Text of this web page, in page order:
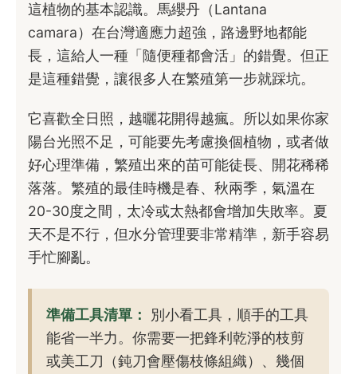
這植物的基本認識。馬纓丹（Lantana
camara）在台灣適應力超強，路邊野地都能
長，這給人一種「隨便種都會活」的錯覺。但正
是這種錯覺，讓很多人在繁殖第一步就踩坑。
它喜歡全日照，越曬花開得越瘋。所以如果你家
陽台光照不足，可能要先考慮換個植物，或者做
好心理準備，繁殖出來的苗可能徒長、開花稀稀
落落。繁殖的最佳時機是春、秋兩季，氣溫在
20-30度之間，太冷或太熱都會增加失敗率。夏
天不是不行，但水分管理要非常精準，新手容易
手忙腳亂。
準備工具清單：
別小看工具，順手的工具
能省一半力。你需要一把鋒利乾淨的枝剪
或美工刀（鈍刀會壓傷枝條組織）、幾個